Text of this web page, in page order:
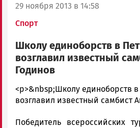
29 ноября 2013 в 14:58
Спорт
Школу единоборств в
возглавил известный
Годинов
admintimur
Новости
и
<p>&nbsp;Школу единоборств в
возглавил известный самбист
Победитель всероссийских